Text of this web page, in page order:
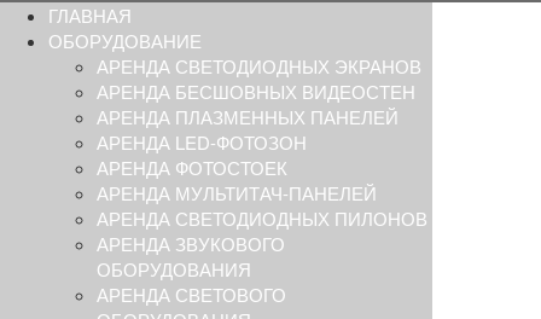
ГЛАВНАЯ
ОБОРУДОВАНИЕ
АРЕНДА СВЕТОДИОДНЫХ ЭКРАНОВ
АРЕНДА БЕСШОВНЫХ ВИДЕОСТЕН
АРЕНДА ПЛАЗМЕННЫХ ПАНЕЛЕЙ
АРЕНДА LED-ФОТОЗОН
АРЕНДА ФОТОСТОЕК
АРЕНДА МУЛЬТИТАЧ-ПАНЕЛЕЙ
АРЕНДА СВЕТОДИОДНЫХ ПИЛОНОВ
АРЕНДА ЗВУКОВОГО
ОБОРУДОВАНИЯ
АРЕНДА СВЕТОВОГО